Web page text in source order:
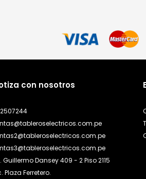
con nosotros
Guillermo Dansey 409 - 2 Piso 2115
Plaza Ferretero.